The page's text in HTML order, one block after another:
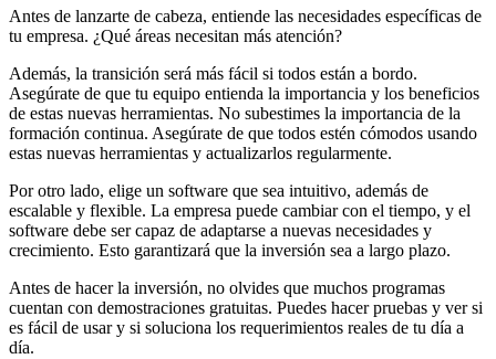
Antes de lanzarte de cabeza, entiende las necesidades específicas de
tu empresa. ¿Qué áreas necesitan más atención?
Además, la transición será más fácil si todos están a bordo.
Asegúrate de que tu equipo entienda la importancia y los beneficios
de estas nuevas herramientas. No subestimes la importancia de la
formación continua. Asegúrate de que todos estén cómodos usando
estas nuevas herramientas y actualizarlos regularmente.
Por otro lado, elige un software que sea intuitivo, además de
escalable y flexible. La empresa puede cambiar con el tiempo, y el
software debe ser capaz de adaptarse a nuevas necesidades y
crecimiento. Esto garantizará que la inversión sea a largo plazo.
Antes de hacer la inversión, no olvides que muchos programas
cuentan con demostraciones gratuitas. Puedes hacer pruebas y ver si
es fácil de usar y si soluciona los requerimientos reales de tu día a
día.